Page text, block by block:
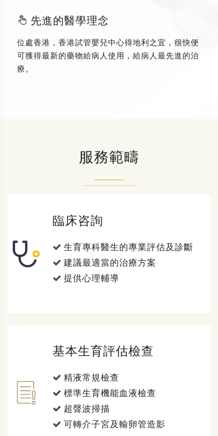
先進的醫學理念
位處香港，香港試管嬰兒中心得地利之宜，很快便
可獲得最新的藥物給病人使用，給病人最先進的治
療。
服務範疇
臨床咨詢
生育專科醫生的專業評估及診斷
建議最適當的治療方案
提供心理輔導
基本生育評估檢查
精液常規檢查
標準生育機能血液檢查
超聲波掃描
可轉介子宮及輸卵管造影